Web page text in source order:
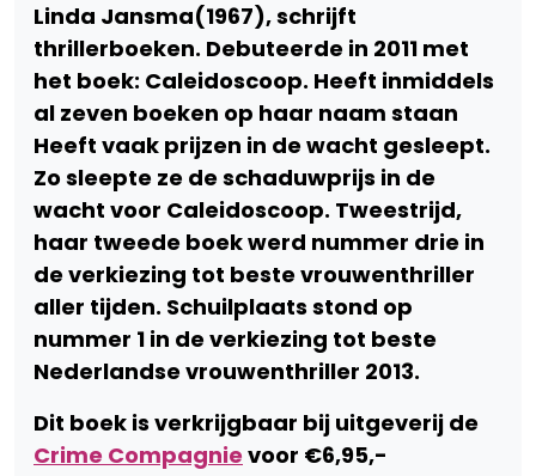
Linda Jansma(1967), schrijft
thrillerboeken. Debuteerde in 2011 met
het boek: Caleidoscoop. Heeft inmiddels
al zeven boeken op haar naam staan
Heeft vaak prijzen in de wacht gesleept.
Zo sleepte ze de schaduwprijs in de
wacht voor Caleidoscoop. Tweestrijd,
haar tweede boek werd nummer drie in
de verkiezing tot beste vrouwenthriller
aller tijden. Schuilplaats stond op
nummer 1 in de verkiezing tot beste
Nederlandse vrouwenthriller 2013.
Dit boek is verkrijgbaar bij uitgeverij de
Crime Compagnie voor €6,95,-